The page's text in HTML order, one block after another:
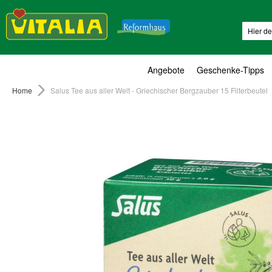
Angebote Geschenke-Tipps
Home Salus Tee aus aller Welt - Griechischer Bergzauber 15 Filterbeutel